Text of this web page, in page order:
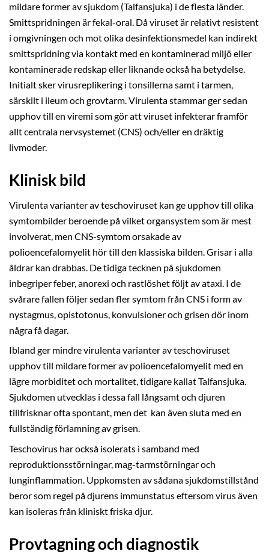
mildare former av sjukdom (Talfansjuka) i de flesta länder.
Smittspridningen är fekal-oral. Då viruset är relativt resistent
i omgivningen och mot olika desinfektionsmedel kan indirekt
smittspridning via kontakt med en kontaminerad miljö eller
kontaminerade redskap eller liknande också ha betydelse.
Initialt sker virusreplikering i tonsillerna samt i tarmen,
särskilt i ileum och grovtarm. Virulenta stammar ger sedan
upphov till en viremi som gör att viruset infekterar framför
allt centrala nervsystemet (CNS) och/eller en dräktig
livmoder.
Klinisk bild
Virulenta varianter av teschoviruset kan ge upphov till olika
symtombilder beroende på vilket organsystem som är mest
involverat, men CNS-symtom orsakade av
polioencefalomyelit hör till den klassiska bilden. Grisar i alla
åldrar kan drabbas. De tidiga tecknen på sjukdomen
inbegriper feber, anorexi och rastlöshet följt av ataxi. I de
svårare fallen följer sedan fler symtom från CNS i form av
nystagmus, opistotonus, konvulsioner och grisen dör inom
några få dagar.
Ibland ger mindre virulenta varianter av teschoviruset
upphov till mildare former av polioencefalomyelit med en
lägre morbiditet och mortalitet, tidigare kallat Talfansjuka.
Sjukdomen utvecklas i dessa fall långsamt och djuren
tillfrisknar ofta spontant, men det kan även sluta med en
fullständig förlamning av grisen.
Teschovirus har också isolerats i samband med
reproduktionsstörningar, mag-tarmstörningar och
lunginflammation. Uppkomsten av sådana sjukdomstillstånd
beror som regel på djurens immunstatus eftersom virus även
kan isoleras från kliniskt friska djur.
Provtagning och diagnostik